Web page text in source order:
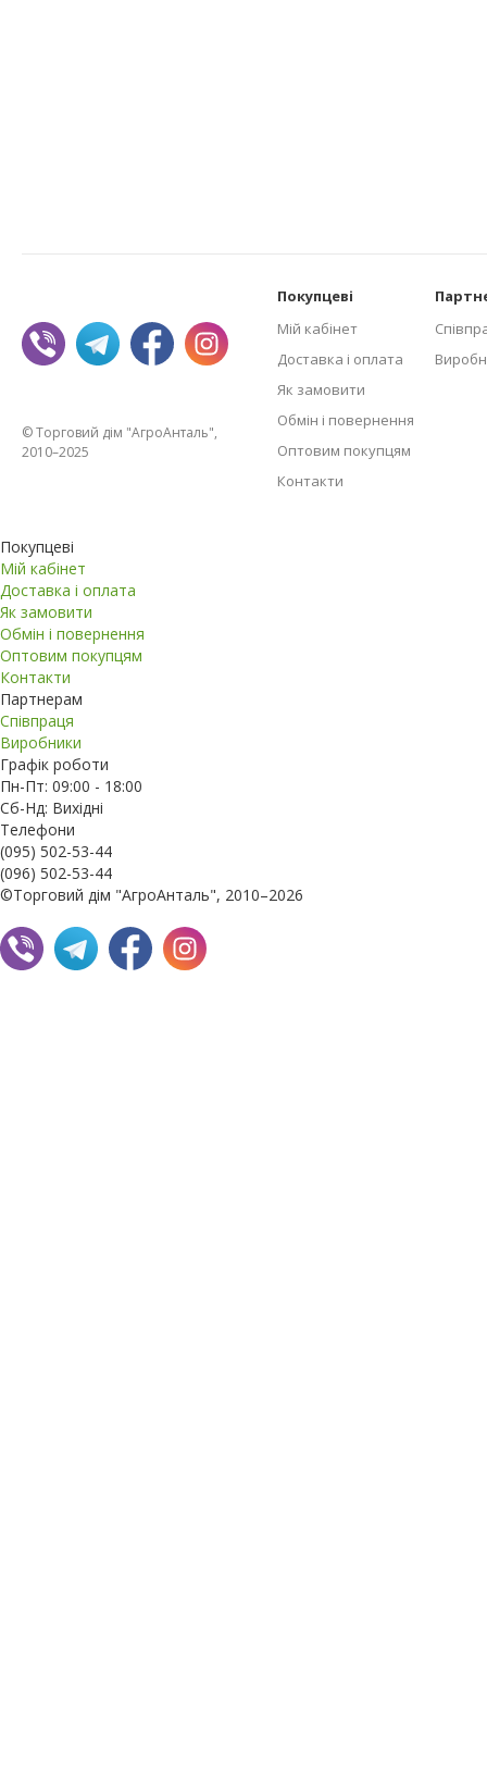
© Торговий дім "АгроАнталь",
2010–2025
Покупцеві
Мій кабінет
Доставка і оплата
Як замовити
Обмін і повернення
Оптовим покупцям
Контакти
Покупцеві
Мій кабінет
Доставка і оплата
Як замовити
Обмін і повернення
Оптовим покупцям
Контакти
Партнерам
Співпраця
Виробники
Графік роботи
Пн-Пт: 09:00 - 18:00
Сб-Нд: Вихідні
Телефони
(095) 502-53-44
(096) 502-53-44
©Торговий дім "АгроАнталь", 2010–2026